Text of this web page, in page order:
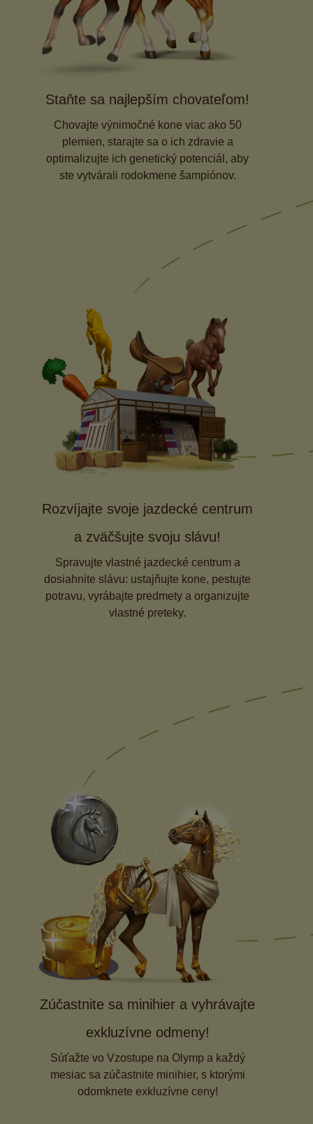
Staňte sa najlepším chovateľom!
Chovajte výnimočné kone viac ako 50
plemien, starajte sa o ich zdravie a
optimalizujte ich genetický potenciál, aby
ste vytvárali rodokmene šampiónov.
Rozvíjajte svoje jazdecké centrum
a zväčšujte svoju slávu!
Spravujte vlastné jazdecké centrum a
dosiahnite slávu: ustajňujte kone, pestujte
potravu, vyrábajte predmety a organizujte
vlastné preteky.
Zúčastnite sa minihier a vyhrávajte
exkluzívne odmeny!
Súťažte vo Vzostupe na Olymp a každý
mesiac sa zúčastnite minihier, s ktorými
odomknete exkluzívne ceny!